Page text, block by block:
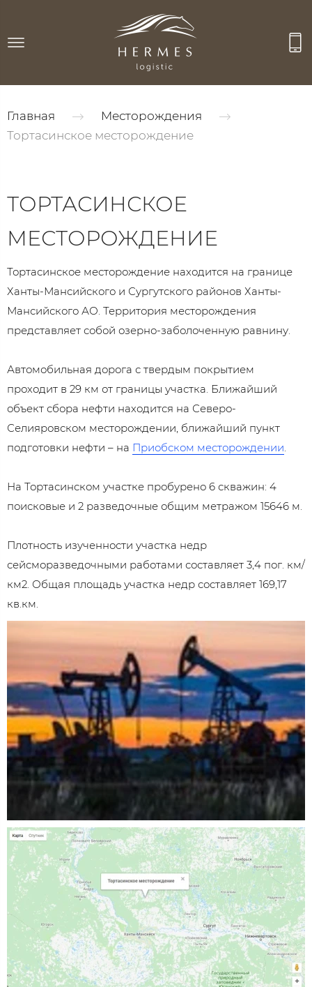
Главная
Месторождения
Тортасинское месторождение
ТОРТАСИНСКОЕ
МЕСТОРОЖДЕНИЕ
Тортасинское месторождение находится на границе
Ханты-Мансийского и Сургутского районов Ханты-
Мансийского АО. Территория месторождения
представляет собой озерно-заболоченную равнину.
Автомобильная дорога с твердым покрытием
проходит в 29 км от границы участка. Ближайший
объект сбора нефти находится на Северо-
Селияровском месторождении, ближайший пункт
подготовки нефти – на Приобском месторождении.
На Тортасинском участке пробурено 6 скважин: 4
поисковые и 2 разведочные общим метражом 15646 м.
Плотность изученности участка недр
сейсморазведочными работами составляет 3,4 пог. км/
км2. Общая площадь участка недр составляет 169,17
кв.км.